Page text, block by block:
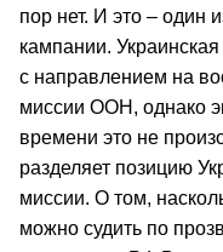
пор нет. И это – один
кампании.
с направлением на
миссии ООН, однако
времени это не
разделяет позицию
миссии. О том,
можно судить по